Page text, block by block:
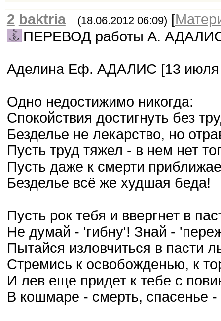
2 baktria (18.06.2012 06:09) [
ПЕРЕВОД работы А. АДАЛИС
Аделина Еф. АДАЛИС [13 июля
Одно недостижимо никогда:
Спокойствия достигнуть без
Безделье не лекарство, но
Пусть труд тяжел - в нем нет
Пусть даже к смерти
Безделье всё же худшая беда!
Пусть рок тебя и ввергнет в
Не думай - 'гибну'! Знай -
Пытайся изловчиться в пасти
Стремись к освобожденью, к
И лев еще придет к тебе с
В кошмаре - смерть, спасенье -